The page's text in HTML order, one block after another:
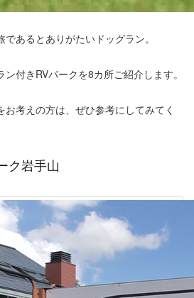
あるとありがたいドッグラン。
付きRVパークを8カ所ご紹介します。
考えの方は、ぜひ参考にしてみてく
ク岩手山